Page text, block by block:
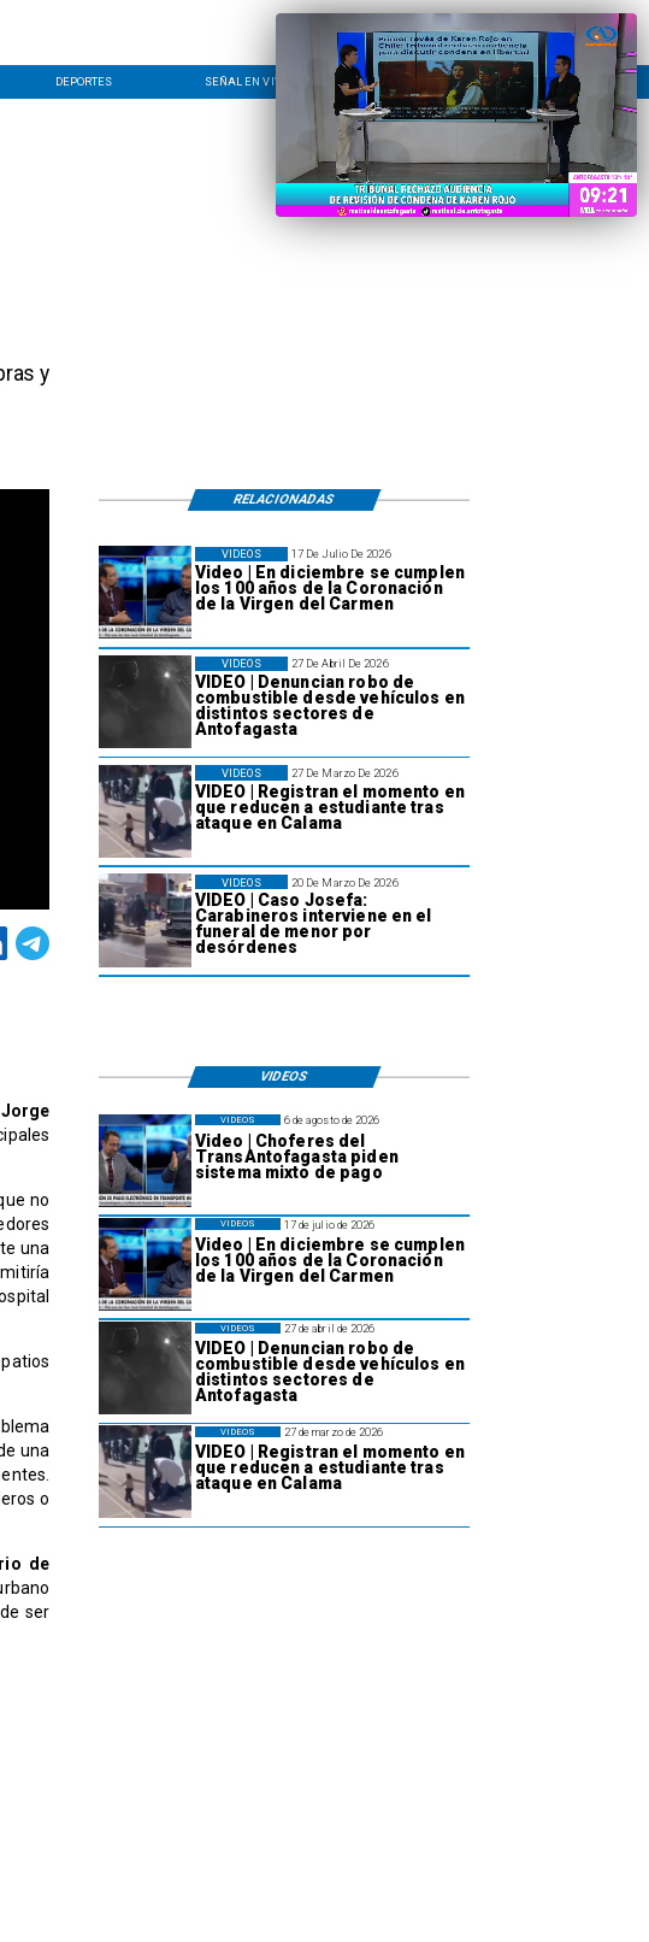
DEPORTES SEÑAL EN VIVO CONTACTO LÍNEA EDITORIAL
y
17 De Julio De 2026
Video | En diciembre se cumplen
los 100 años de la Coronación
de la Virgen del Carmen
VIDEOS
27 De Abril De 2026
VIDEO | Denuncian robo de
combustible desde vehículos en
distintos sectores de
Antofagasta
VIDEOS
27 De Marzo De 2026
VIDEO | Registran el momento en
que reducen a estudiante tras
ataque en Calama
VIDEOS
20 De Marzo De 2026
VIDEO | Caso Josefa:
Carabineros interviene en el
funeral de menor por
desórdenes
VIDEOS
RELACIONADAS
Jorge
no
una
una
o
de
ser
VIDEOS
6 de agosto de 2026
Video | Choferes del
TransAntofagasta piden
sistema mixto de pago
VIDEOS
17 de julio de 2026
Video | En diciembre se cumplen
los 100 años de la Coronación
de la Virgen del Carmen
VIDEOS
27 de abril de 2026
VIDEO | Denuncian robo de
combustible desde vehículos en
distintos sectores de
Antofagasta
VIDEOS
27 de marzo de 2026
VIDEO | Registran el momento en
que reducen a estudiante tras
ataque en Calama
VIDEOS